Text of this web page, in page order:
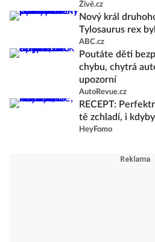
Živě.cz
Nový král
Tylosaurus rex
ABC.cz
Poutáte děti
chybu, chytrá
upozorní
AutoRevue.cz
RECEPT:
tě zchladí, i
HeyFomo